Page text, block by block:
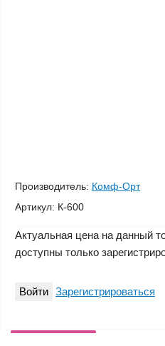
Производитель: Комф-Орт
Артикул: К-600
Актуальная цена на данный
доступны только
Войти Зарегистрироваться